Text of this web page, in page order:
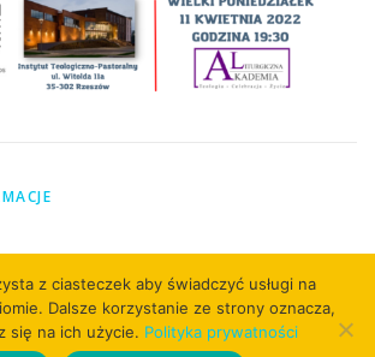
Copyright © 2026
z ciasteczek aby świadczyć usługi na
Dalsze korzystanie ze strony oznacza,
się na ich użycie. Polityka prywatności